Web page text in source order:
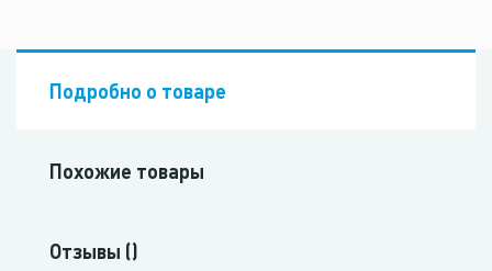
Подробно о товаре
Похожие товары
Отзывы ()